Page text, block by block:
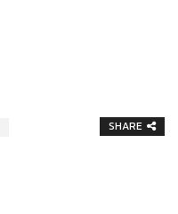
SHARE